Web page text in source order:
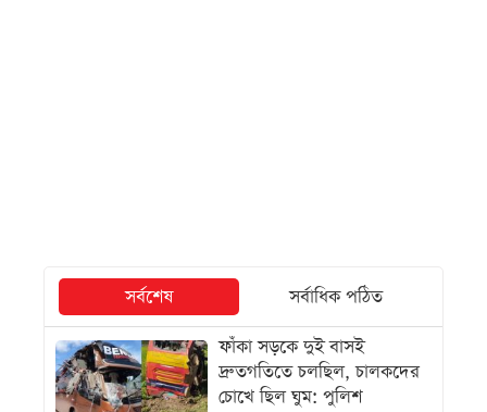
সর্বশেষ
সর্বাধিক পঠিত
ফাঁকা সড়কে দুই বাসই
দ্রুতগতিতে চলছিল, চালকদের
চোখে ছিল ঘুম: পুলিশ